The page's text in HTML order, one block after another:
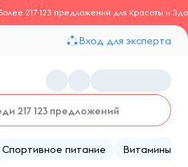
217 123 предложений для Красоты и
Вход для эксперта
Спортивное питание Витамины